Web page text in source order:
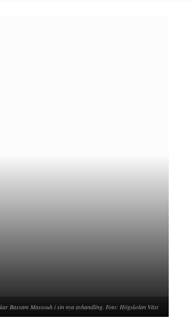
Bassam Massouh i sin nya avhandling. Foto: Högskolan Väst